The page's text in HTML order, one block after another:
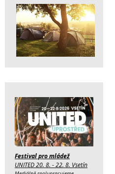
Festival pro mládež
UNITED 20. 8. - 22. 8. Vsetín